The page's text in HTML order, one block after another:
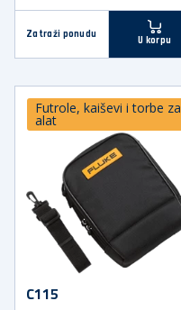
Zatraži ponudu
U korpu
Futrole, kaiševi i torbe za
alat
C115